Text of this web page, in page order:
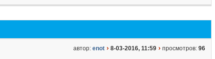
автор: enot 8-03-2016, 11:59 просмотров: 96